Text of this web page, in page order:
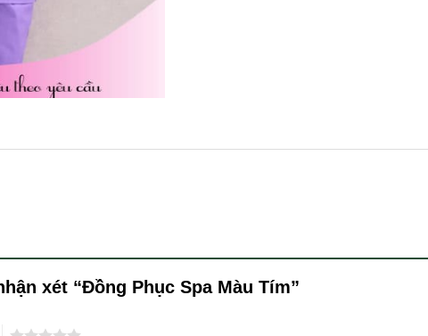
xét “Đồng Phục Spa Màu Tím”